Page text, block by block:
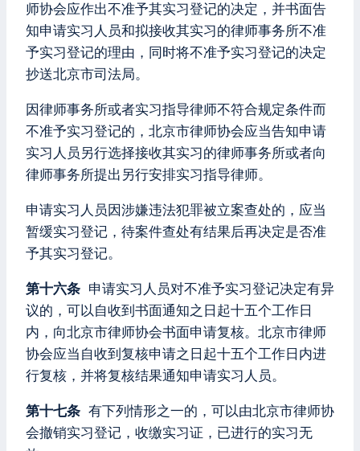
师协会应作出不准予其实习登记的决定，并书面告
知申请实习人员和拟接收其实习的律师事务所不准
予实习登记的理由，同时将不准予实习登记的决定
抄送北京市司法局。
因律师事务所或者实习指导律师不符合规定条件而
不准予实习登记的，北京市律师协会应当告知申请
实习人员另行选择接收其实习的律师事务所或者向
律师事务所提出另行安排实习指导律师。
申请实习人员因涉嫌违法犯罪被立案查处的，应当
暂缓实习登记，待案件查处有结果后再决定是否准
予其实习登记。
第十六条 申请实习人员对不准予实习登记决定有异
议的，可以自收到书面通知之日起十五个工作日
内，向北京市律师协会书面申请复核。北京市律师
协会应当自收到复核申请之日起十五个工作日内进
行复核，并将复核结果通知申请实习人员。
第十七条 有下列情形之一的，可以由北京市律师协
会撤销实习登记，收缴实习证，已进行的实习无